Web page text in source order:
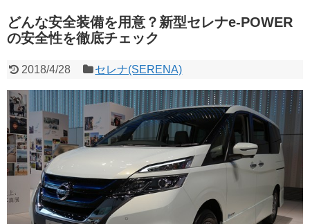
どんな安全装備を用意？新型セレナe-POWER
の安全性を徹底チェック
2018/4/28 セレナ(SERENA)